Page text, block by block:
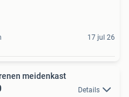
17 jul 26
meidenkast
Details